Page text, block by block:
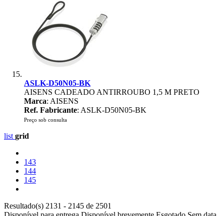
ASLK-D50N05-BK
AISENS CADEADO ANTIRROUBO 1,5 M PRETO
Marca: AISENS
Ref. Fabricante: ASLK-D50N05-BK
Preço sob consulta
list grid
143
144
145
Resultado(s) 2131 - 2145 de 2501